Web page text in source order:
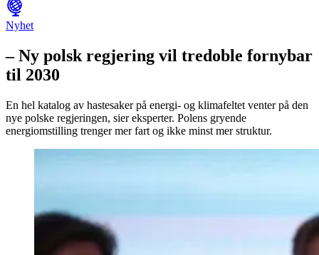
Nyhet
– Ny polsk regjering vil tredoble fornybar
til 2030
En hel katalog av hastesaker på energi- og klimafeltet venter på den
nye polske regjeringen, sier eksperter. Polens gryende
energiomstilling trenger mer fart og ikke minst mer struktur.